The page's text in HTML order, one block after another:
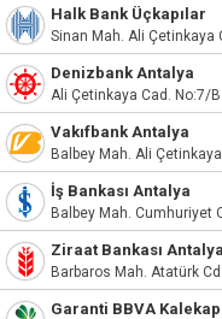
Halk Bank Üçkapılar
Sinan Mah. Ali Çetinkaya
Denizbank Antalya
Ali Çetinkaya Cad. No:7/
Vakıfbank Antalya
Balbey Mah. Ali
İş Bankası Antalya
Balbey Mah. Cumhuriyet
Ziraat Bankası Antalya
Barbaros Mah. Atatürk
Garanti BBVA